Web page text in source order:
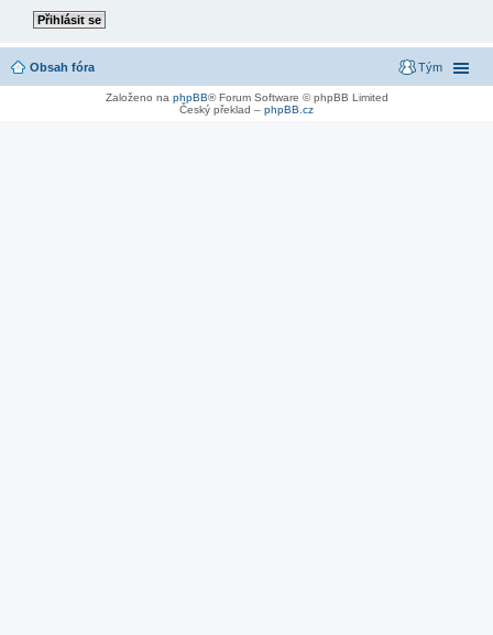
Obsah fóra Tým
Založeno na phpBB® Forum Software © phpBB Limited
Český překlad – phpBB.cz